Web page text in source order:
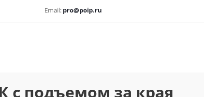
Email: pro@poip.ru
с подъемом за края